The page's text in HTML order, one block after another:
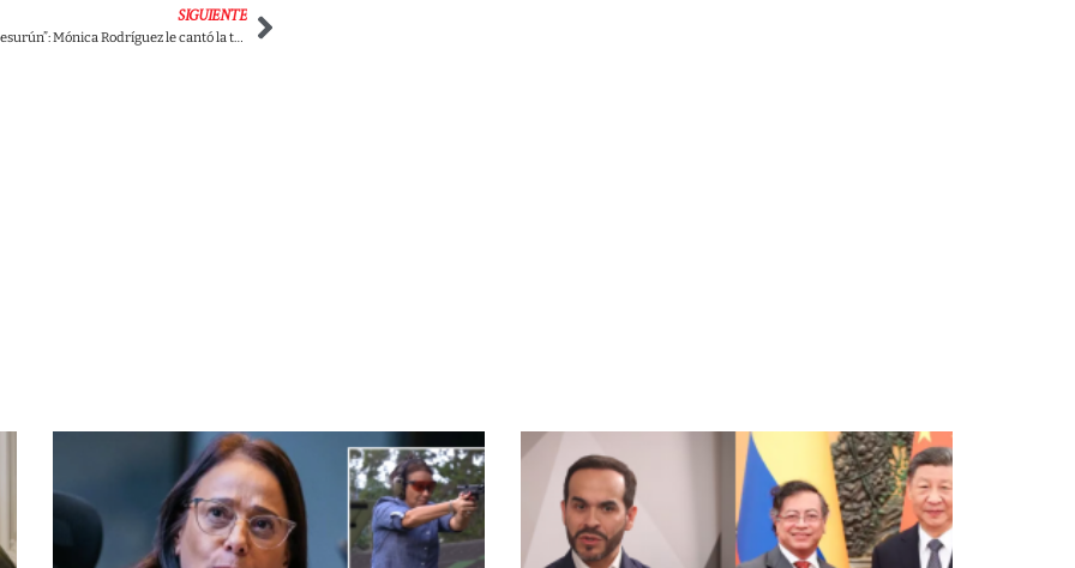
SIGUIENTE
“En tu cara Ramón Jesurún”: Mónica Rodríguez le cantó la tabla al dirigente deportivo